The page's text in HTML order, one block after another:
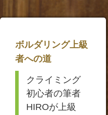
ボルダリング上級
者への道
クライミング
初心者の筆者
HIROが上級